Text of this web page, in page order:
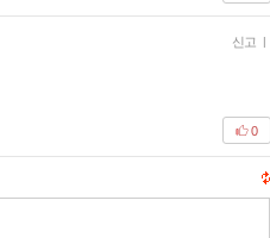
신고 |
0